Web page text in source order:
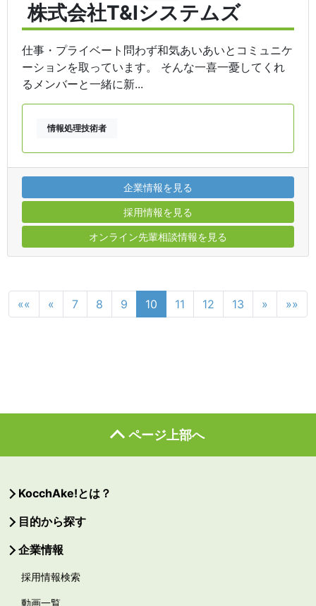
株式会社T&Iシステムズ
仕事・プライベート問わず和気あいあいとコミュニケ
ーションを取っています。 そんな一喜一憂してくれ
るメンバーと一緒に新...
情報処理技術者
企業情報を見る
採用情報を見る
オンライン先輩相談情報を見る
«« « 7 8 9 10 11 12 13 » »»
ページ上部へ
KocchAke!とは？
目的から探す
企業情報
採用情報検索
動画一覧